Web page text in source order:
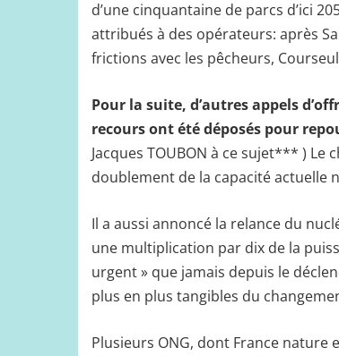
d’une cinquantaine de parcs d’ici
attribués à des opérateurs: après
frictions avec les pêcheurs,
Pour la suite, d’autres appels
recours ont été déposés pour
Jacques TOUBON à ce sujet*** ) Le
doublement de la capacité actuelle
Il a aussi annoncé la relance du
une multiplication par dix de la
urgent » que jamais depuis le
plus en plus tangibles du
Plusieurs ONG, dont France